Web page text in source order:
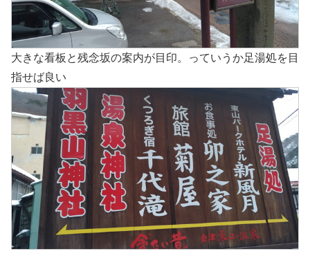
大きな看板と残念坂の案内が目印。っていうか足湯処を目
指せば良い